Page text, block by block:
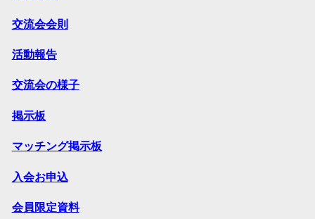
交流会会則
活動報告
交流会の様子
掲示板
マッチング掲示板
入会お申込
会員限定資料